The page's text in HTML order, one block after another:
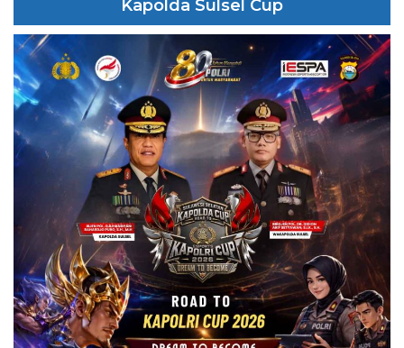
Kapolda Sulsel Cup